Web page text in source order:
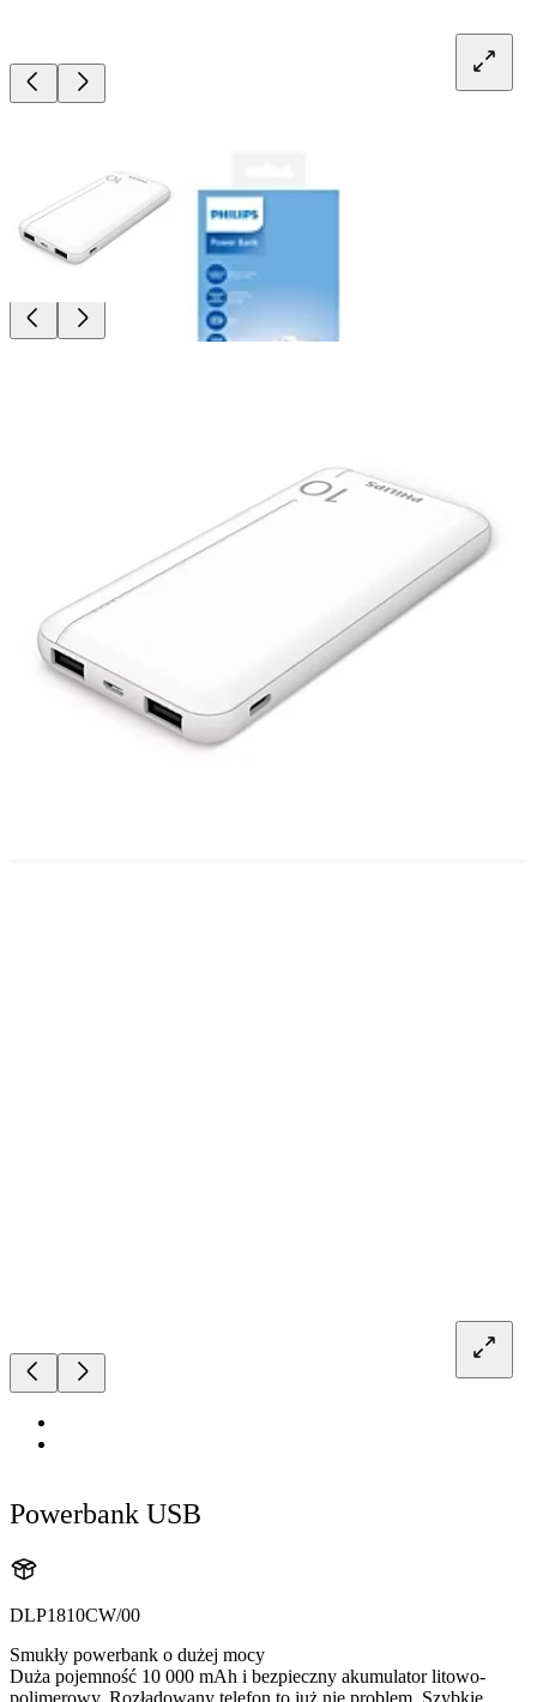
Powerbank USB
DLP1810CW/00
Smukły powerbank o dużej mocy
Duża pojemność 10 000 mAh i bezpieczny akumulator litowo-
polimerowy. Rozładowany telefon to już nie problem. Szybkie